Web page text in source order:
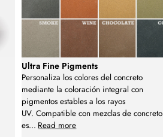
Ultra Fine Pigments
Personaliza los colores del concreto
mediante la coloración integral con
pigmentos estables a los rayos
UV. Compatible con mezclas de concreto
es... Read more